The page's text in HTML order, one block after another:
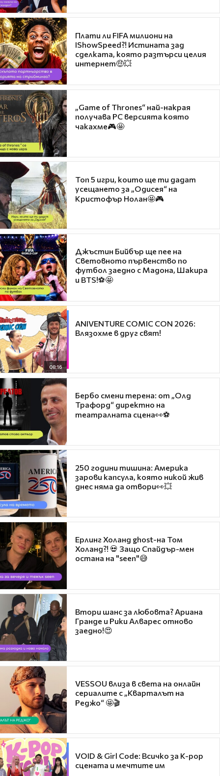
Плати ли FIFA милиони на
IShowSpeed?! Истината зад
сделката, която разтърси целия
интернет🤑💥
„Game of Thrones“ най-накрая
получава PC версията която
чакахме🎮🤩
Топ 5 игри, които ще ти дадат
усещането за „Одисея“ на
Кристофър Нолан🤩🎮
Джъстин Бийбър ще пее на
Световното първенство по
футбол заедно с Мадона, Шакира
и BTS!⚽🤩
08:16
ANIVENTURE COMIC CON 2026:
Влязохме в друг свят!
Бербо смени терена: от „Олд
Трафорд“ директно на
театралната сцена👀⚽
250 години тишина: Америка
зарови капсула, която никой жив
днес няма да отвори👀💥
Ерлинг Холанд ghost-на Том
Холанд?! 💀 Защо Спайдър-мен
остана на "seen"😅
Втори шанс за любовта? Ариана
Гранде и Рики Алварес отново
заедно!😍
VESSOU влиза в света на онлайн
сериалите с „Кварталът на
Реджо“ 🤩🎬
VOID & Girl Code: Всичко за K-pop
сцената и мечтите им